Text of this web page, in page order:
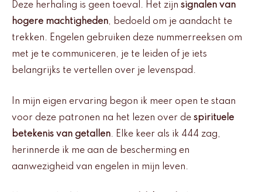
Deze herhaling is geen toeval. Het zijn signalen van
hogere machtigheden, bedoeld om je aandacht te
trekken. Engelen gebruiken deze nummerreeksen om
met je te communiceren, je te leiden of je iets
belangrijks te vertellen over je levenspad.
In mijn eigen ervaring begon ik meer open te staan
voor deze patronen na het lezen over de spirituele
betekenis van getallen. Elke keer als ik 444 zag,
herinnerde ik me aan de bescherming en
aanwezigheid van engelen in mijn leven.